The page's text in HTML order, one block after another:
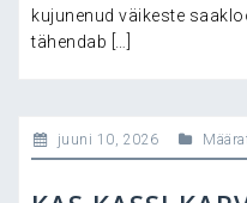
kujunenud väikeste
tähendab […]
juuni 10, 2026